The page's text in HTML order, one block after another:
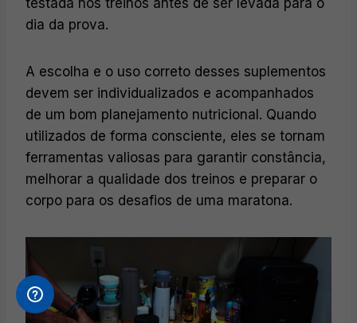
dia da prova.
A escolha e o uso correto desses suplementos
devem ser individualizados e acompanhados
de um bom planejamento nutricional. Quando
utilizados de forma consciente, eles se tornam
ferramentas valiosas para garantir constância,
melhorar a qualidade dos treinos e preparar o
corpo para os desafios de uma maratona.